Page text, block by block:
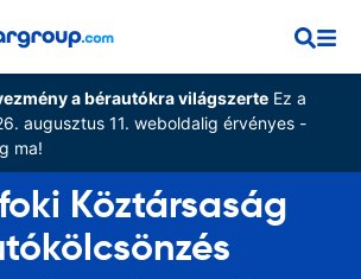
a bérautókra világszerteEz a
augusztus 11. weboldalig érvényes -
ma!
Köztársaság